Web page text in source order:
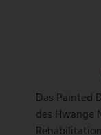
Das Painted
des Hwange